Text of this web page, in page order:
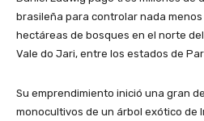
brasileña para controlar nada menos
hectáreas de bosques en el norte
Vale do Jari, entre los estados de
Su emprendimiento inició una gran
monocultivos de un árbol exótico de